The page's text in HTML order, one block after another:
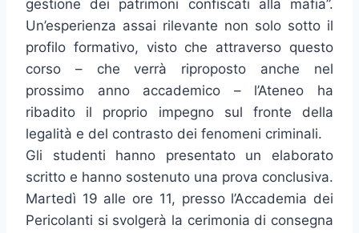
gestione dei patrimoni confiscati alla mafia”.
Un’esperienza assai rilevante non solo sotto il
profilo formativo, visto che attraverso questo
corso – che verrà riproposto anche nel
prossimo anno accademico – l’Ateneo ha
ribadito il proprio impegno sul fronte della
legalità e del contrasto dei fenomeni criminali.
Gli studenti hanno presentato un elaborato
scritto e hanno sostenuto una prova conclusiva.
Martedì 19 alle ore 11, presso l’Accademia dei
Pericolanti si svolgerà la cerimonia di consegna